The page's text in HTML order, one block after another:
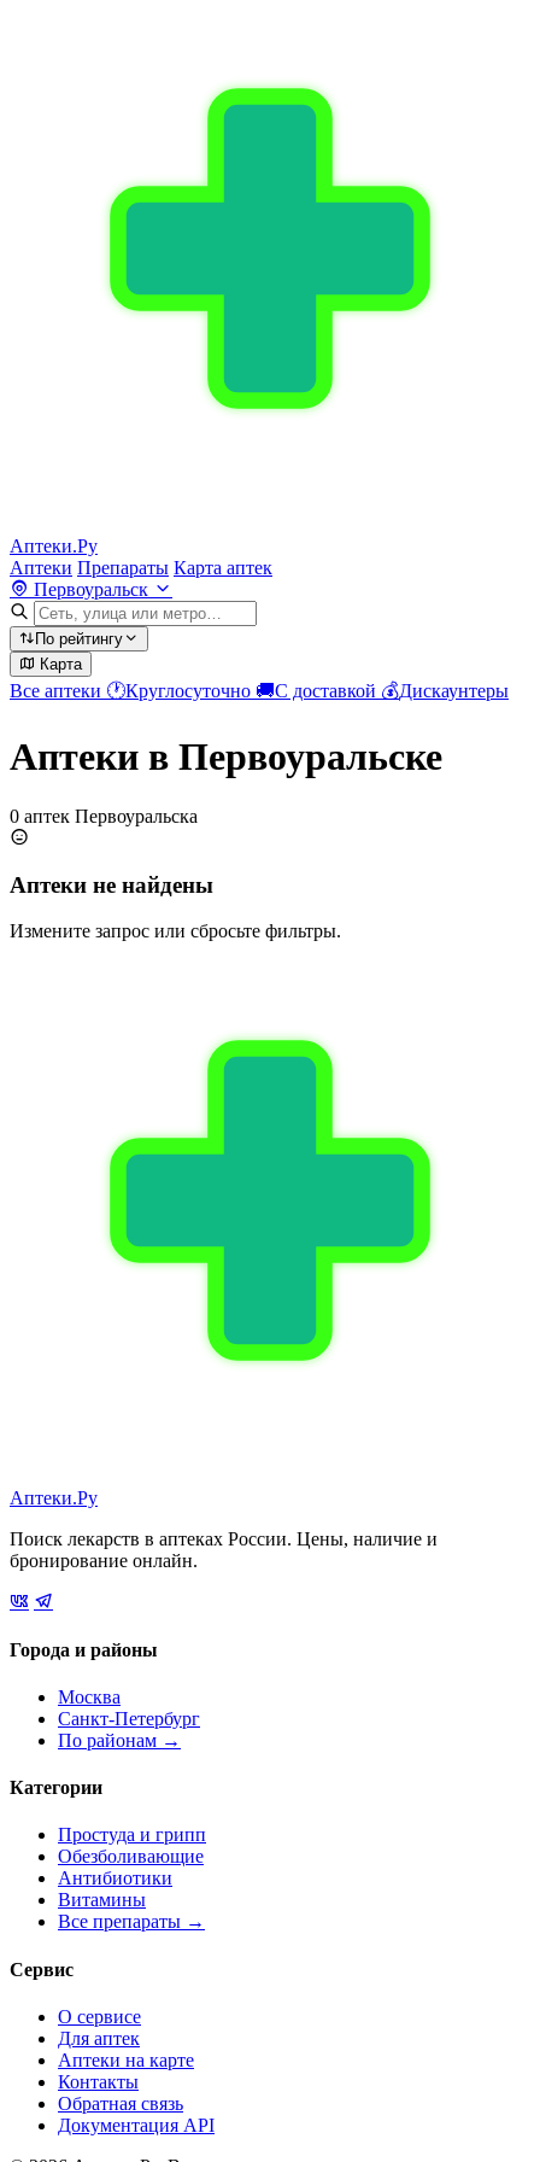
Аптеки.Ру
Аптеки Препараты Карта аптек
Первоуральск
По рейтингу
Карта
Все аптеки 🕐Круглосуточно 🚚С доставкой 💰Дискаунтеры
Аптеки в Первоуральске
0 аптек Первоуральска
Аптеки не найдены
Измените запрос или сбросьте фильтры.
Аптеки.Ру
Поиск лекарств в аптеках России. Цены, наличие и
бронирование онлайн.
Города и районы
Москва
Санкт-Петербург
По районам →
Категории
Простуда и грипп
Обезболивающие
Антибиотики
Витамины
Все препараты →
Сервис
О сервисе
Для аптек
Аптеки на карте
Контакты
Обратная связь
Документация API